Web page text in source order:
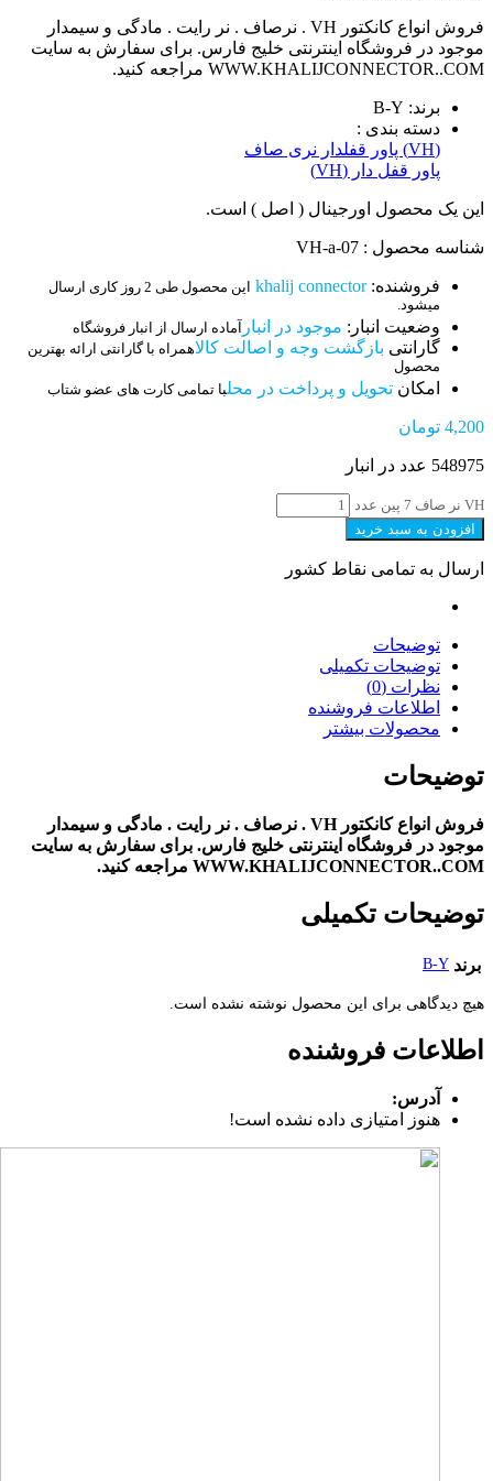
فروش انواع کانکتور VH . نرصاف . نر رایت . مادگی و سیمدار
موجود در فروشگاه اینترنتی خلیج فارس. برای سفارش به سایت
WWW.KHALIJCONNECTOR..COM مراجعه کنید.
برند: B-Y
دسته بندی :
(VH) پاور قفلدار نری صاف
پاور قفل دار (VH)
این یک محصول اورجینال ( اصل ) است.
شناسه محصول : 07-VH-a
فروشنده:khalij connector این محصول طی 2 روز کاری ارسال
میشود.
وضعیت انبار: موجود در انبار آماده ارسال از انبار فروشگاه
گارانتی بازگشت وجه و اصالت کالاهمراه با گارانتی ارائه بهترین
محصول
امکان تحویل و پرداخت در محلبا تمامی کارت های عضو شتاب
4,200 تومان
548975 عدد در انبار
VH نر صاف 7 پین عدد
افزودن به سبد خرید
ارسال به تمامی نقاط کشور
توضیحات
توضیحات تکمیلی
نظرات (0)
اطلاعات فروشنده
محصولات بیشتر
توضیحات
فروش انواع کانکتور VH . نرصاف . نر رایت . مادگی و سیمدار
موجود در فروشگاه اینترنتی خلیج فارس. برای سفارش به سایت
WWW.KHALIJCONNECTOR..COM مراجعه کنید.
توضیحات تکمیلی
برند B-Y
هیچ دیدگاهی برای این محصول نوشته نشده است.
اطلاعات فروشنده
آدرس:
هنوز امتیازی داده نشده است!